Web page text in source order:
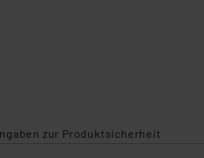
zur Produktsicherheit